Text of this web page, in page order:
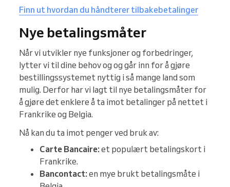
Finn ut hvordan du håndterer tilbakebetalinger
Nye betalingsmåter
Når vi utvikler nye funksjoner og forbedringer,
lytter vi til dine behov og og går inn for å gjøre
bestillingssystemet nyttig i så mange land som
mulig. Derfor har vi lagt til nye betalingsmåter for
å gjøre det enklere å ta imot betalinger på nettet i
Frankrike og Belgia.
Nå kan du ta imot penger ved bruk av:
Carte Bancaire:et populært betalingskort i
Frankrike.
Bancontact:en mye brukt betalingsmåte i